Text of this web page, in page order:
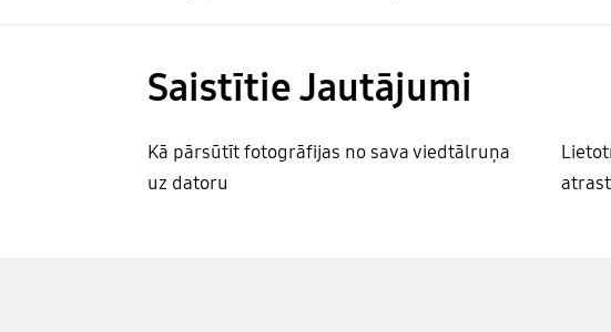
Saistītie Jautājumi
Kā pārsūtīt fotogrāfijas no sava viedtālruņa
uz datoru